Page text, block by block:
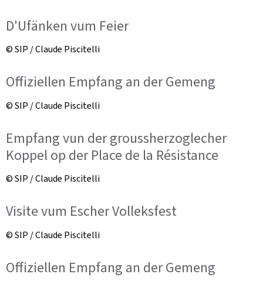
D'Ufänken vum Feier
© SIP / Claude Piscitelli
Offiziellen Empfang an der Gemeng
© SIP / Claude Piscitelli
Empfang vun der groussherzoglecher
Koppel op der Place de la Résistance
© SIP / Claude Piscitelli
Visite vum Escher Volleksfest
© SIP / Claude Piscitelli
Offiziellen Empfang an der Gemeng